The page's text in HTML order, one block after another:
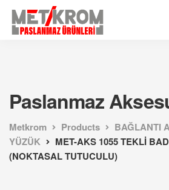
Paslanmaz
Metkrom Products
BAĞLANTI
YÜZÜK
MET-AKS 1055 TEKLİ
(NOKTASAL TUTUCULU)